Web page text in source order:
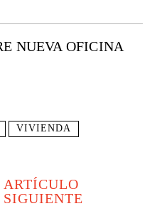
NUEVA OFICINA
VIVIENDA
ARTÍCULO
SIGUIENTE